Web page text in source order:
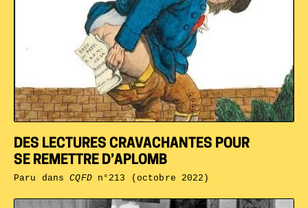
DES LECTURES CRAVACHANTES POUR
SE REMETTRE D’APLOMB
Paru dansCQFDn°213 (octobre 2022)